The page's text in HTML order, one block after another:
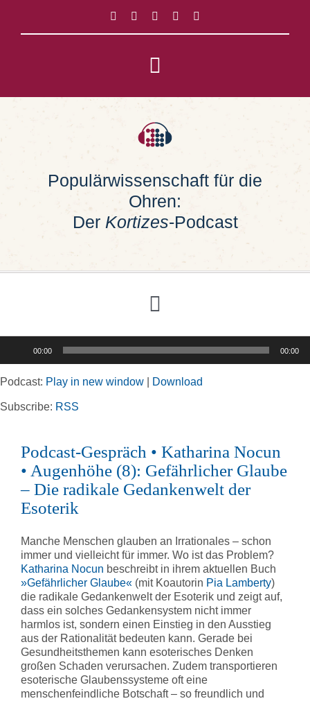
springen
Toggle
Navigation
Impressum
Populärwissenschaft für die
Ohren:
Der Kortizes-Podcast
Toggle
Navigation
Rubriken
Kortizes Website
00:00 00:00
Podcast: Play in new window Download
Subscribe: RSS
Podcast-Gespräch • Katharina Nocun
• Augenhöhe (8): Gefährlicher Glaube
– Die radikale Gedankenwelt der
Esoterik
Manche Menschen glauben an Irrationales – schon
immer und vielleicht für immer. Wo ist das Problem?
Katharina Nocun beschreibt in ihrem aktuellen Buch
»Gefährlicher Glaube« (mit Koautorin Pia Lamberty)
die radikale Gedankenwelt der Esoterik und zeigt auf,
dass ein solches Gedankensystem nicht immer
harmlos ist, sondern einen Einstieg in den Ausstieg
aus der Rationalität bedeuten kann. Gerade bei
Gesundheitsthemen kann esoterisches Denken
großen Schaden verursachen. Zudem transportieren
esoterische Glaubenssysteme oft eine
menschenfeindliche Botschaft – so freundlich und